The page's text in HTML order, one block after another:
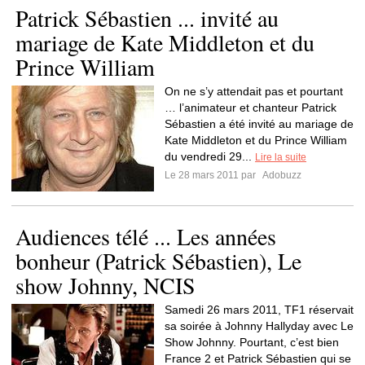
Patrick Sébastien ... invité au
mariage de Kate Middleton et du
Prince William
On ne s’y attendait pas et pourtant
… l’animateur et chanteur Patrick
Sébastien a été invité au mariage de
Kate Middleton et du Prince William
du vendredi 29...
Lire la suite
Le 28 mars 2011 par Adobuzz
Audiences télé ... Les années
bonheur (Patrick Sébastien), Le
show Johnny, NCIS
Samedi 26 mars 2011, TF1 réservait
sa soirée à Johnny Hallyday avec Le
Show Johnny. Pourtant, c’est bien
France 2 et Patrick Sébastien qui se